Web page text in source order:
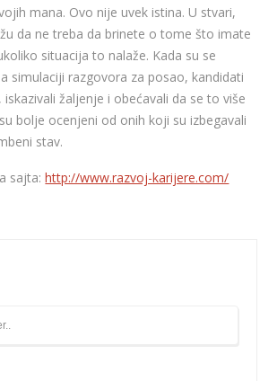
mana. Ovo nije uvek istina. U stvari,
da ne treba da brinete o tome što imate
situacija to nalaže. Kada su se
simulaciji razgovora za posao, kandidati
iskazivali žaljenje i obećavali da se to više
bolje ocenjeni od onih koji su izbegavali
stav.
sajta:http://www.razvoj-karijere.com/